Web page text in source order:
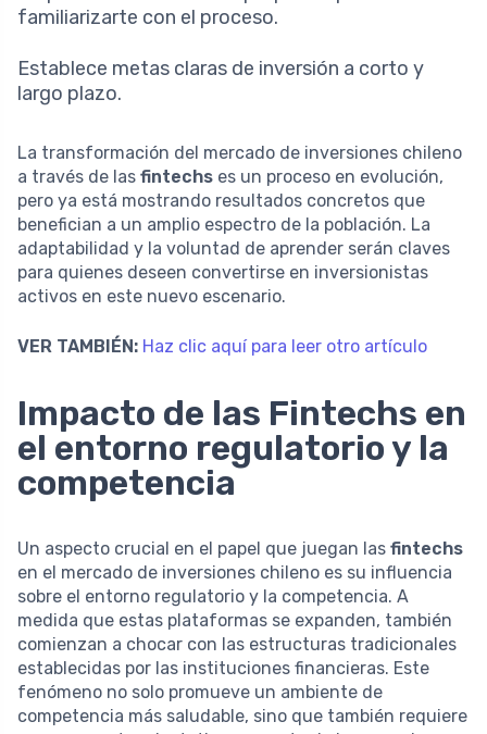
familiarizarte con el proceso.
Establece metas claras de inversión a corto y
largo plazo.
La transformación del mercado de inversiones chileno
a través de las fintechs es un proceso en evolución,
pero ya está mostrando resultados concretos que
benefician a un amplio espectro de la población. La
adaptabilidad y la voluntad de aprender serán claves
para quienes deseen convertirse en inversionistas
activos en este nuevo escenario.
VER TAMBIÉN: Haz clic aquí para leer otro artículo
Impacto de las Fintechs en
el entorno regulatorio y la
competencia
Un aspecto crucial en el papel que juegan las fintechs
en el mercado de inversiones chileno es su influencia
sobre el entorno regulatorio y la competencia. A
medida que estas plataformas se expanden, también
comienzan a chocar con las estructuras tradicionales
establecidas por las instituciones financieras. Este
fenómeno no solo promueve un ambiente de
competencia más saludable, sino que también requiere